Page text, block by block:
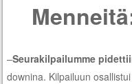
–Seurakilpailumme
downina. Kilpailuun